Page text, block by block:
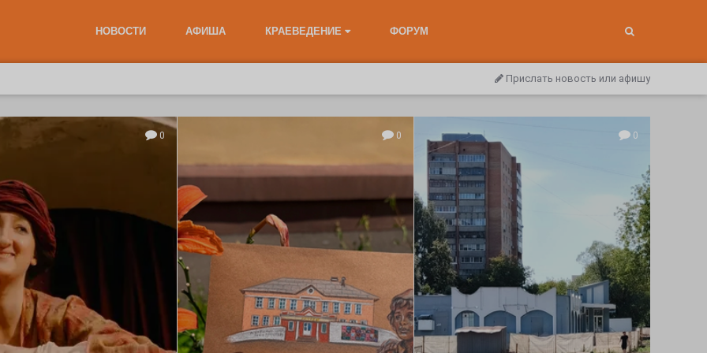
НОВОСТИ АФИША КРАЕВЕДЕНИЕ ФОРУМ
Прислать новость или афишу
0 0 0